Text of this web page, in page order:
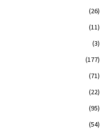
(26)
(11)
(3)
(177)
(71)
(22)
(95)
(54)